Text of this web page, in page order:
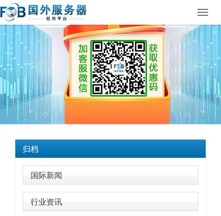
归档
国际新闻
行业资讯